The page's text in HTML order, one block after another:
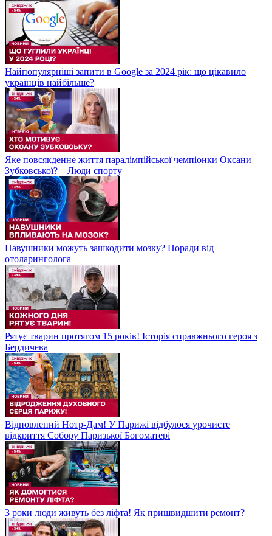
Найпопулярніші запити в Google за 2024 рік: що цікавило
українців найбільше?
Яке повсякденне життя паралімпійської чемпіонки Оксани
Зубковської? – Люди спорту
Навушники можуть зашкодити мозку? Поради від
отоларинголога
Рятує тварин протягом 15 років! Історія справжнього героя з
Бердичева
Відновлений Нотр-Дам! У Парижі відбулося урочисте
відкриття Собору Паризької Богоматері
3 роки люди живуть без ліфта! Як пришвидшити ремонт?